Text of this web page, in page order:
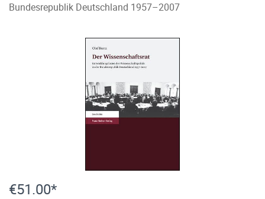
Bundesrepublik Deutschland 1957–2007
€51.00*